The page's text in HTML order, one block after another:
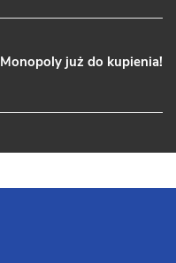
już do kupienia!